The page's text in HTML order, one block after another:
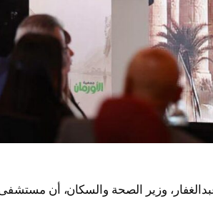
وزير الصحة والسكان، أن